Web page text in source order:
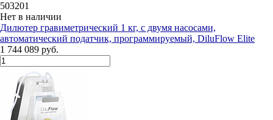
503201
Нет в наличии
Дилютeр гравиметрический 1 кг, с двумя насосами,
автоматический податчик, программируемый, DiluFlow Elite
1 744 089 руб.